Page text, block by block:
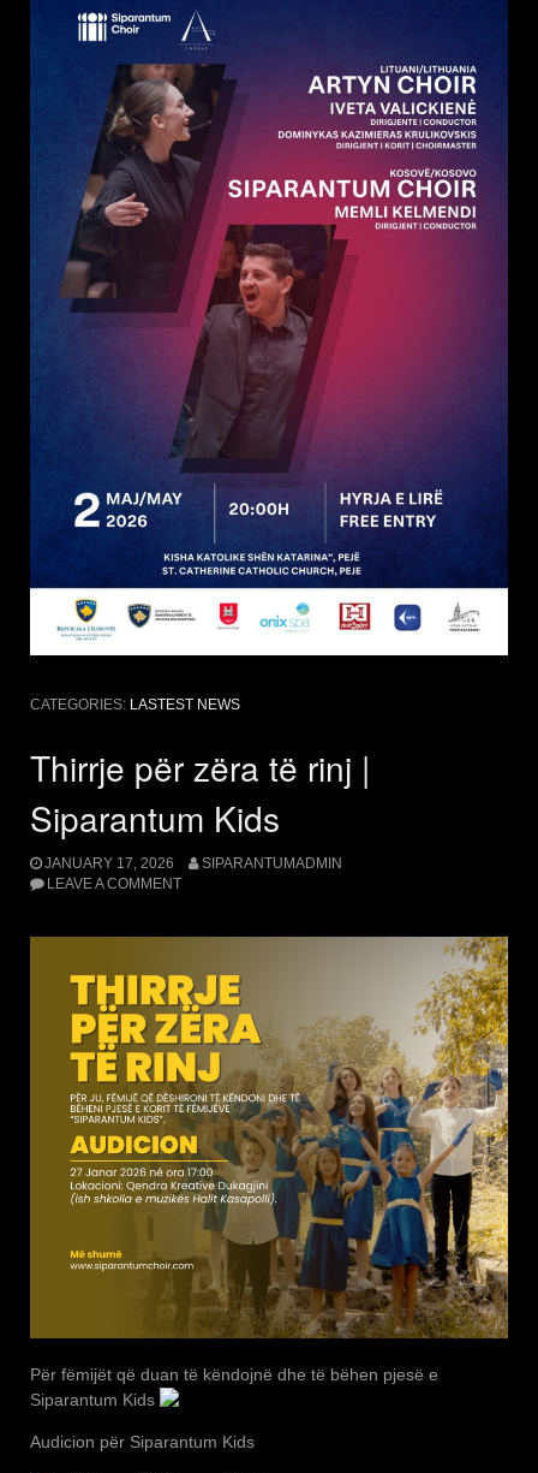
CATEGORIES: LASTEST NEWS
Thirrje për zëra të rinj |
Siparantum Kids
JANUARY 17, 2026
SIPARANTUMADMIN
LEAVE A COMMENT
Për fëmijët që duan të këndojnë dhe të bëhen pjesë e
Siparantum Kids
Audicion për Siparantum Kids